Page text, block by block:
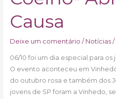
Causa
Deixe um comentário / Notícias/
06/10 foi um dia especial para
O evento aconteceu em
do outubro rosa e também dos
jovens de SP foram a Vinhedo,
Júlio
Coelho-
Abrace